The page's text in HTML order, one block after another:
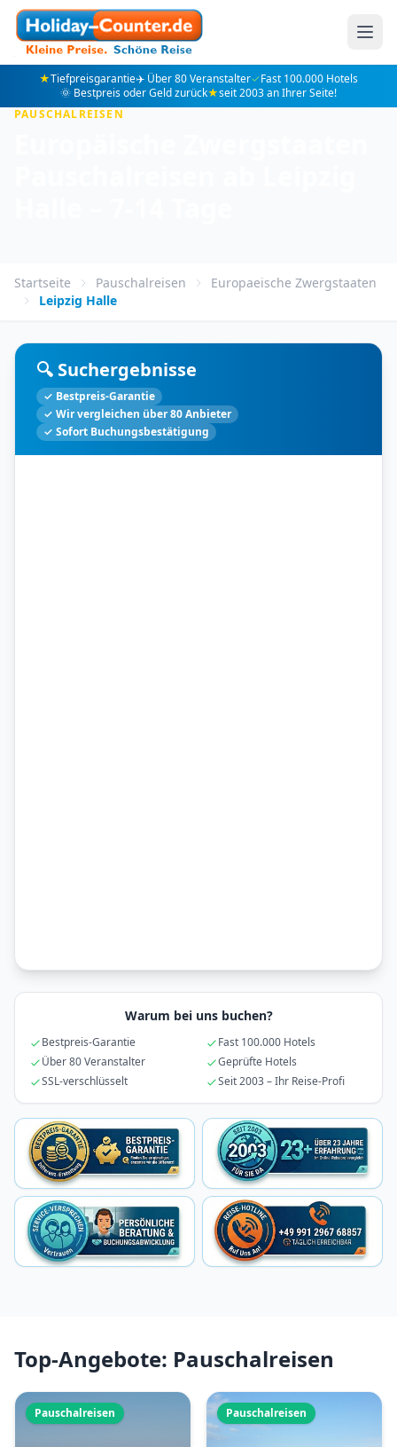
★Tiefpreisgarantie✈️ Über 80 Veranstalter✓Fast 100.000 Hotels
🌞 Bestpreis oder Geld zurück★seit 2003 an Ihrer Seite!
PAUSCHALREISEN
Startseite Pauschalreisen
Europaeische Zwergstaaten
Leipzig Halle
🔍 Suchergebnisse
✓ Bestpreis-Garantie
✓ Wir vergleichen über 80 Anbieter
✓ Sofort Buchungsbestätigung
Warum bei uns buchen?
Bestpreis-Garantie
Fast 100.000 Hotels
Über 80 Veranstalter
Geprüfte Hotels
SSL-verschlüsselt
Seit 2003 – Ihr Reise-Profi
Top-Angebote: Pauschalreisen
Pauschalreisen Pauschalreisen